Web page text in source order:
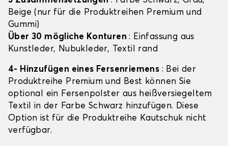
Beige (nur für die Produktreihen Premium und
Gummi)
Über 30 mögliche Konturen: Einfassung aus
Kunstleder, Nubukleder, Textil rand
4- Hinzufügen eines Fersenriemens : Bei der
Produktreihe Premium und Best können Sie
optional ein Fersenpolster aus heißversiegeltem
Textil in der Farbe Schwarz hinzufügen. Diese
Option ist für die Produktreihe Kautschuk nicht
verfügbar.